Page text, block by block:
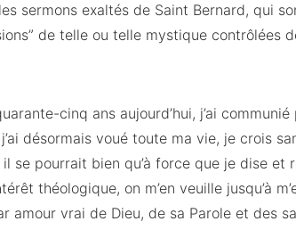
sermons exaltés de Saint Bernard, qui
de telle ou telle mystique contrôlées
cinq ans aujourd’hui, j’ai
désormais voué toute ma vie, je crois
il se pourrait bien qu’à force que je dise et
théologique, on m’en veuille jusqu’à
amour vrai de Dieu, de sa Parole et des